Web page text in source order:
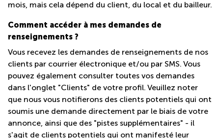
mois, mais cela dépend du client, du local et du bailleur.
Comment accéder à mes demandes de
renseignements ?
Vous recevez les demandes de renseignements de nos
clients par courrier électronique et/ou par SMS. Vous
pouvez également consulter toutes vos demandes
dans l'onglet "Clients" de votre profil. Veuillez noter
que nous vous notifierons des clients potentiels qui ont
soumis une demande directement par le biais de votre
annonce, ainsi que des "pistes supplémentaires" - il
s'agit de clients potentiels qui ont manifesté leur